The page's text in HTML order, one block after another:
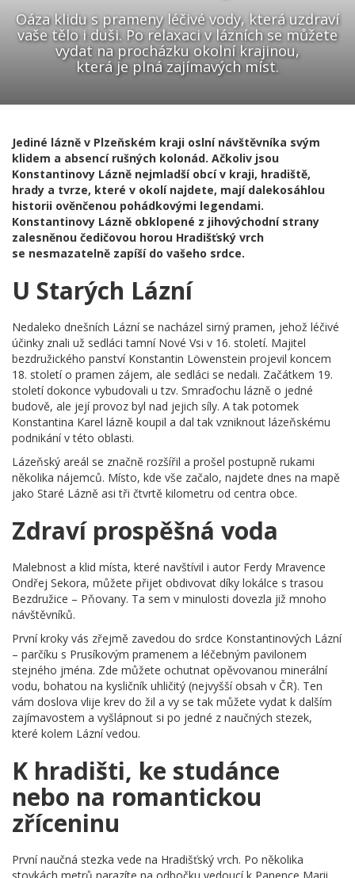
Oáza klidu s prameny léčivé vody, která uzdraví
vaše tělo i duši. Po relaxaci v lázních se můžete
vydat na procházku okolní krajinou,
která je plná zajímavých míst.
Jediné lázně v Plzeňském kraji oslní návštěvníka svým
klidem a absencí rušných kolonád. Ačkoliv jsou
Konstantinovy Lázně nejmladší obcí v kraji, hradiště,
hrady a tvrze, které v okolí najdete, mají dalekosáhlou
historii ověnčenou pohádkovými legendami.
Konstantinovy Lázně obklopené z jihovýchodní strany
zalesněnou čedičovou horou Hradišťský vrch
se nesmazatelně zapíší do vašeho srdce.
U Starých Lázní
Nedaleko dnešních Lázní se nacházel sirný pramen, jehož léčivé
účinky znali už sedláci tamní Nové Vsi v 16. století. Majitel
bezdružického panství Konstantin Löwenstein projevil koncem
18. století o pramen zájem, ale sedláci se nedali. Začátkem 19.
století dokonce vybudovali u tzv. Smraďochu lázně o jedné
budově, ale její provoz byl nad jejich síly. A tak potomek
Konstantina Karel lázně koupil a dal tak vzniknout lázeňskému
podnikání v této oblasti.
Lázeňský areál se značně rozšířil a prošel postupně rukami
několika nájemců. Místo, kde vše začalo, najdete dnes na mapě
jako Staré Lázně asi tři čtvrtě kilometru od centra obce.
Zdraví prospěšná voda
Malebnost a klid místa, které navštívil i autor Ferdy Mravence
Ondřej Sekora, můžete přijet obdivovat díky lokálce s trasou
Bezdružice – Pňovany. Ta sem v minulosti dovezla již mnoho
návštěvníků.
První kroky vás zřejmě zavedou do srdce Konstantinových Lázní
– parčíku s Prusíkovým pramenem a léčebným pavilonem
stejného jména. Zde můžete ochutnat opěvovanou minerální
vodu, bohatou na kysličník uhličitý (nejvyšší obsah v ČR). Ten
vám doslova vlije krev do žil a vy se tak můžete vydat k dalším
zajímavostem a vyšlápnout si po jedné z naučných stezek,
které kolem Lázní vedou.
K hradišti, ke studánce
nebo na romantickou
zříceninu
První naučná stezka vede na Hradišťský vrch. Po několika
stovkách metrů narazíte na odbočku vedoucí k Panence Marii